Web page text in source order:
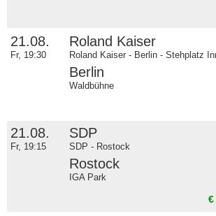
21.08.
Fr, 19:30
Roland Kaiser
Roland Kaiser - Berlin - Stehplatz
Berlin
Waldbühne
21.08.
Fr, 19:15
SDP
SDP - Rostock
Rostock
IGA Park
€